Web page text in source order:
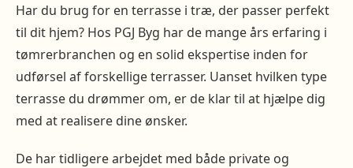
Har du brug for en terrasse i træ, der passer perfekt
til dit hjem? Hos PGJ Byg har de mange års erfaring i
tømrerbranchen og en solid ekspertise inden for
udførsel af forskellige terrasser. Uanset hvilken type
terrasse du drømmer om, er de klar til at hjælpe dig
med at realisere dine ønsker.
De har tidligere arbejdet med både private og